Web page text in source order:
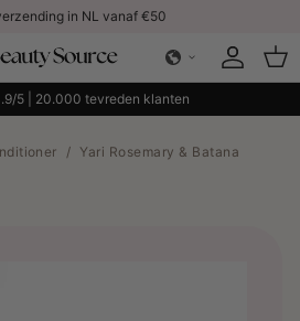
in NL vanaf €50
Account
| 20.000 tevreden klanten
/ Yari Rosemary & Batana